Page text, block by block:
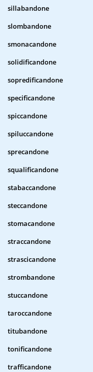
sillabandone
slombandone
smonacandone
solidificandone
sopredificandone
specificandone
spiccandone
spiluccandone
sprecandone
squalificandone
stabaccandone
steccandone
stomacandone
straccandone
strascicandone
strombandone
stuccandone
taroccandone
titubandone
tonificandone
trafficandone